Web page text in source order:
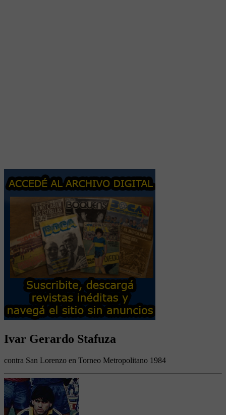
Ivar Gerardo Stafuza
contra San Lorenzo en Torneo Metropolitano 1984